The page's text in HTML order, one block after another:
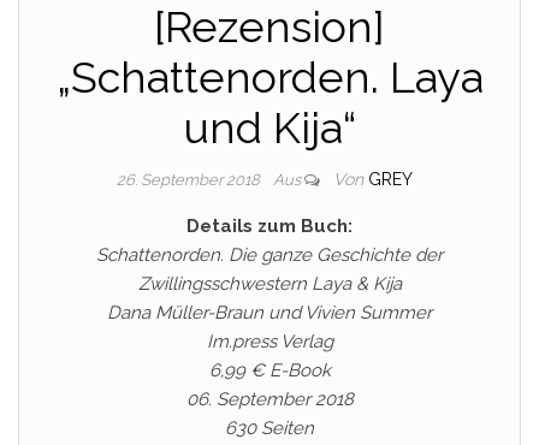
[Rezension]
„Schattenorden. Laya
und Kija“
26. September 2018 Aus Von GREY
Details zum Buch:
Schattenorden. Die ganze Geschichte der
Zwillingsschwestern Laya & Kija
Dana Müller-Braun und Vivien Summer
Im.press Verlag
6,99 € E-Book
06. September 2018
630 Seiten